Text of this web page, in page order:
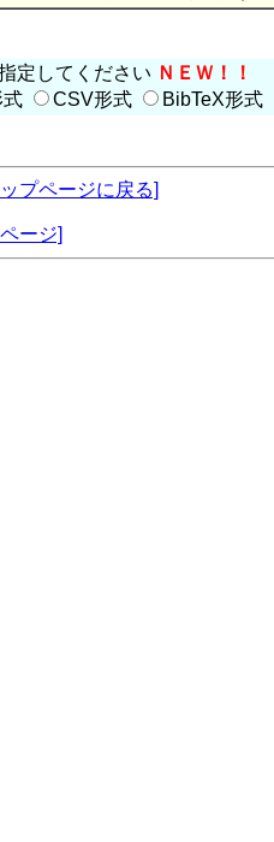
定してください ＮＥＷ！！
式 CSV形式 BibTeX形式
プページに戻る]
ージ]